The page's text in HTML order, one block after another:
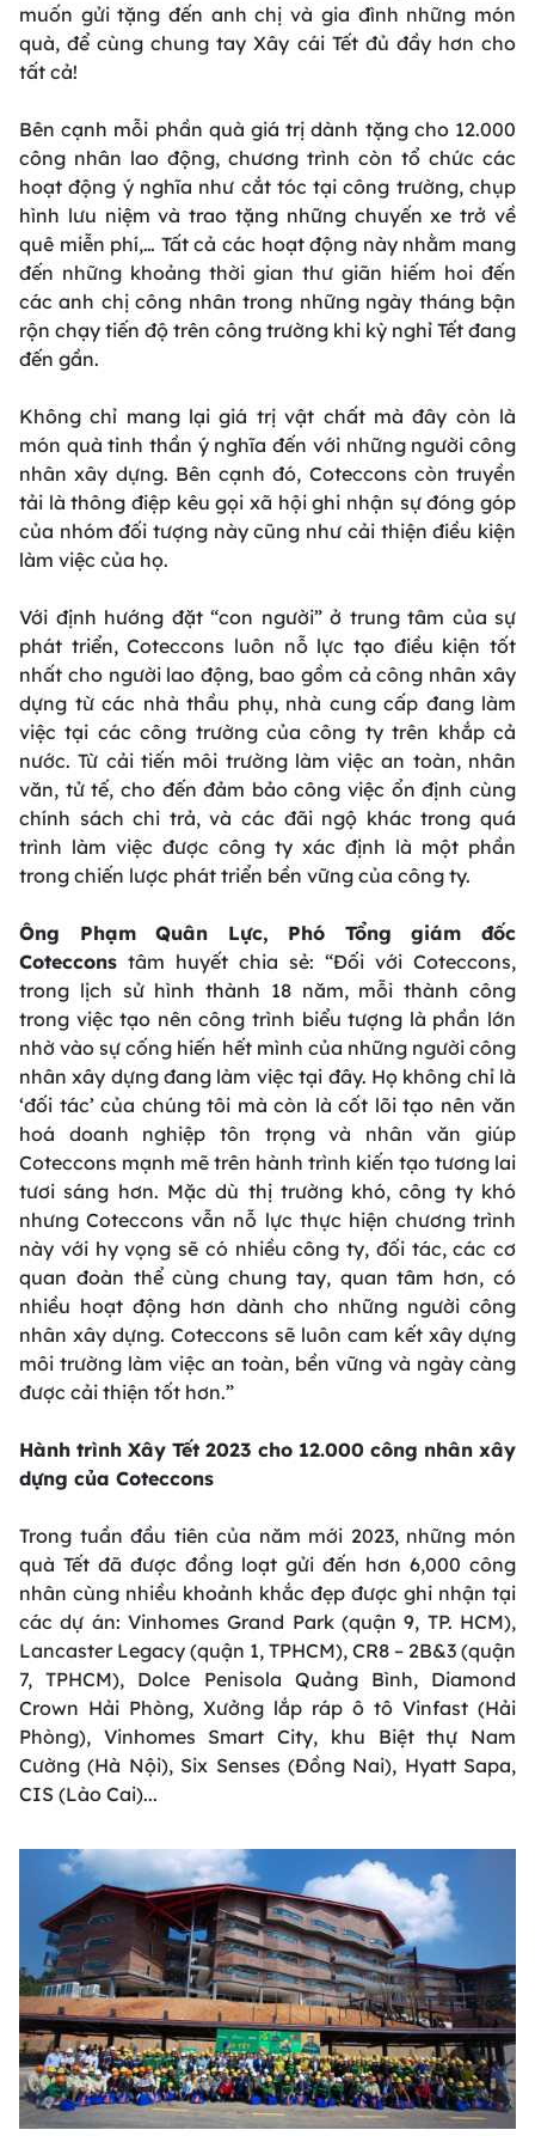
muốn gửi tặng đến anh chị và gia đình những món
quà, để cùng chung tay Xây cái Tết đủ đầy hơn cho
tất cả!
Bên cạnh mỗi phần quà giá trị dành tặng cho 12.000
công nhân lao động, chương trình còn tổ chức các
hoạt động ý nghĩa như cắt tóc tại công trường, chụp
hình lưu niệm và trao tặng những chuyến xe trở về
quê miễn phí,… Tất cả các hoạt động này nhằm mang
đến những khoảng thời gian thư giãn hiếm hoi đến
các anh chị công nhân trong những ngày tháng bận
rộn chạy tiến độ trên công trường khi kỳ nghỉ Tết đang
đến gần.
Không chỉ mang lại giá trị vật chất mà đây còn là
món quà tinh thần ý nghĩa đến với những người công
nhân xây dựng. Bên cạnh đó, Coteccons còn truyền
tải là thông điệp kêu gọi xã hội ghi nhận sự đóng góp
của nhóm đối tượng này cũng như cải thiện điều kiện
làm việc của họ.
Với định hướng đặt “con người” ở trung tâm của sự
phát triển, Coteccons luôn nỗ lực tạo điều kiện tốt
nhất cho người lao động, bao gồm cả công nhân xây
dựng từ các nhà thầu phụ, nhà cung cấp đang làm
việc tại các công trường của công ty trên khắp cả
nước. Từ cải tiến môi trường làm việc an toàn, nhân
văn, tử tế, cho đến đảm bảo công việc ổn định cùng
chính sách chi trả, và các đãi ngộ khác trong quá
trình làm việc được công ty xác định là một phần
trong chiến lược phát triển bền vững của công ty.
Ông Phạm Quân Lực, Phó Tổng giám đốc
Coteccons tâm huyết chia sẻ: “Đối với Coteccons,
trong lịch sử hình thành 18 năm, mỗi thành công
trong việc tạo nên công trình biểu tượng là phần lớn
nhờ vào sự cống hiến hết mình của những người công
nhân xây dựng đang làm việc tại đây. Họ không chỉ là
‘đối tác’ của chúng tôi mà còn là cốt lõi tạo nên văn
hoá doanh nghiệp tôn trọng và nhân văn giúp
Coteccons mạnh mẽ trên hành trình kiến tạo tương lai
tươi sáng hơn. Mặc dù thị trường khó, công ty khó
nhưng Coteccons vẫn nỗ lực thực hiện chương trình
này với hy vọng sẽ có nhiều công ty, đối tác, các cơ
quan đoàn thể cùng chung tay, quan tâm hơn, có
nhiều hoạt động hơn dành cho những người công
nhân xây dựng. Coteccons sẽ luôn cam kết xây dựng
môi trường làm việc an toàn, bền vững và ngày càng
được cải thiện tốt hơn.”
Hành trình Xây Tết 2023 cho 12.000 công nhân xây
dựng của Coteccons
Trong tuần đầu tiên của năm mới 2023, những món
quà Tết đã được đồng loạt gửi đến hơn 6,000 công
nhân cùng nhiều khoảnh khắc đẹp được ghi nhận tại
các dự án: Vinhomes Grand Park (quận 9, TP. HCM),
Lancaster Legacy (quận 1, TPHCM), CR8 – 2B&3 (quận
7, TPHCM), Dolce Penisola Quảng Bình, Diamond
Crown Hải Phòng, Xưởng lắp ráp ô tô Vinfast (Hải
Phòng), Vinhomes Smart City, khu Biệt thự Nam
Cường (Hà Nội), Six Senses (Đồng Nai), Hyatt Sapa,
CIS (Lào Cai)...